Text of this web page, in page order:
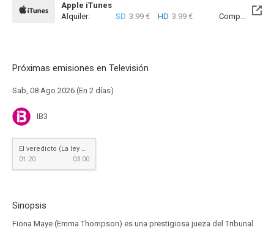
Apple iTunes
Alquiler:
SD 3.99 € HD 3.99 € Compra: SD
Próximas emisiones en Televisión
Sab, 08 Ago 2026 (En 2 días)
IB3
El veredicto (La ley del menor)
01:20
03:00
Sinopsis
Fiona Maye (Emma Thompson) es una prestigiosa jueza del Tribunal